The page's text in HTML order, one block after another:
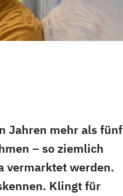
Jahren mehr als fünf
– so ziemlich
vermarktet werden.
Klingt für